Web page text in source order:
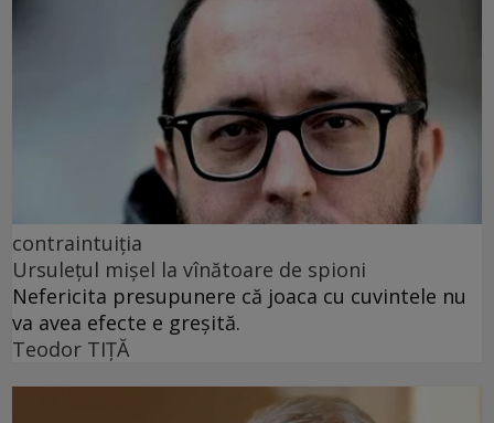
contraintuiția
Ursulețul mișel la vînătoare de spioni
Nefericita presupunere că joaca cu cuvintele nu
va avea efecte e greșită.
Teodor TIŢĂ